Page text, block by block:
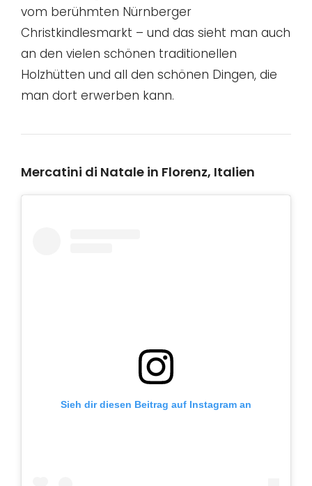
vom berühmten Nürnberger
Christkindlesmarkt – und das sieht man auch
an den vielen schönen traditionellen
Holzhütten und all den schönen Dingen, die
man dort erwerben kann.
Mercatini di Natale in Florenz, Italien
Sieh dir diesen Beitrag auf Instagram an